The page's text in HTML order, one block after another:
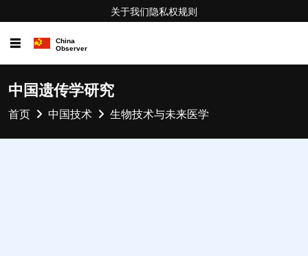
关于我们隐私权规则
☰
中国遗传学研究
首页 中国技术 生物技术与未来医学